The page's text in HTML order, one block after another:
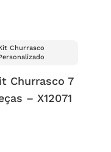
Churrasco
Churrasco 7
– X12071